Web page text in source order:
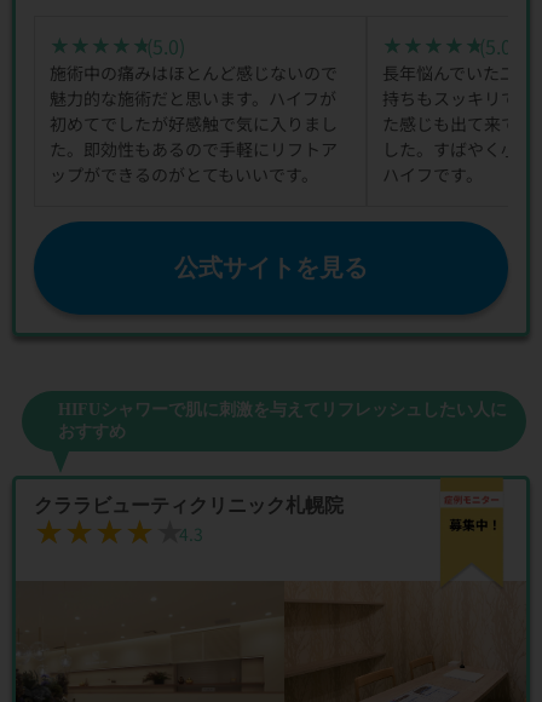
★★★★★
★★★★★(5.0)
施術中の痛みはほとんど感じないので
魅力的な施術だと思います。ハイフが
初めてでしたが好感触で気に入りまし
た。即効性もあるので手軽にリフトア
ップができるのがとてもいいです。
★★★★★
★★★★★(5.0)
長年悩んでいた二十
持ちもスッキリです
た感じも出て来て
した。すばやく小
ハイフです。
公式サイトを見る
HIFUシャワーで肌に刺激を与えてリフレッシュしたい人に
おすすめ
クララビューティクリニック札幌院
★★★★★
★★★★★4.3